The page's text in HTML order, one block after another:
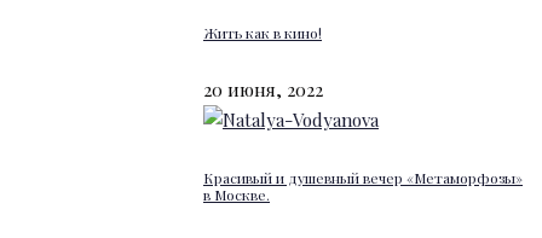
Жить как в кино!
20 июня, 2022
Красивый и душевный вечер «Метаморфозы»
в Москве.